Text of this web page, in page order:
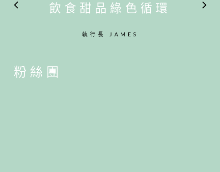
飲食甜品綠色循環
執行長 JAMES
粉絲團